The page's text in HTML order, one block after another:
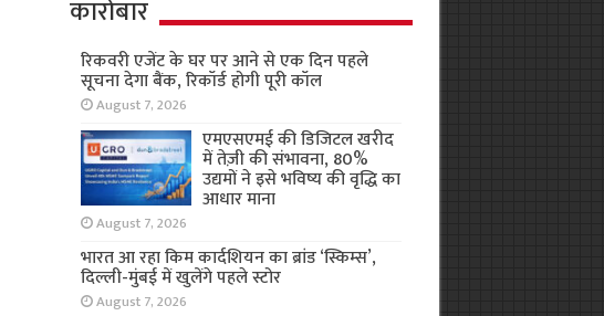
कारोबार
रिकवरी एजेंट के घर पर आने से एक दिन पहले
सूचना देगा बैंक, रिकॉर्ड होगी पूरी कॉल
August 7, 2026
एमएसएमई की डिजिटल खरीद
में तेज़ी की संभावना, 80%
उद्यमों ने इसे भविष्य की वृद्धि का
आधार माना
August 7, 2026
भारत आ रहा किम कार्दशियन का ब्रांड ‘स्किम्स’,
दिल्ली-मुंबई में खुलेंगे पहले स्टोर
August 7, 2026